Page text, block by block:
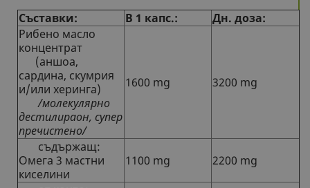
Съставки: В 1 капс.:
Дн. доза:
Рибено масло
концентрат
(аншоа,
сардина, скумрия
и/или херинга)
/молекулярно
дестилираон, супер
пречистено/
1600 mg 3200 mg
съдържащ:
Омега 3 мастни
киселини
1100 mg
2200 mg